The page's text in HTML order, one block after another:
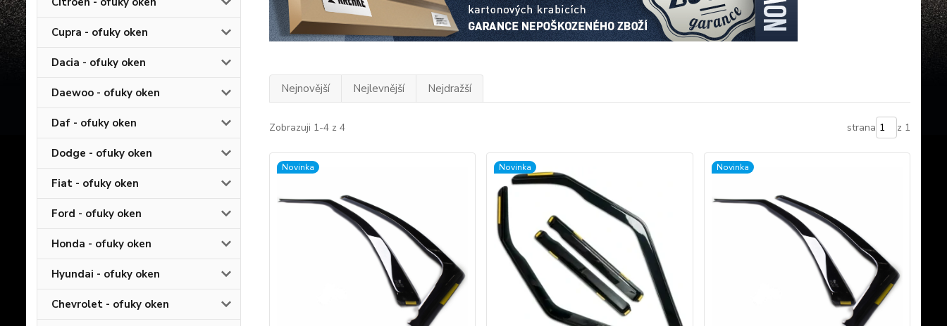
Cupra - ofuky oken
Dacia - ofuky oken
Daewoo - ofuky oken
Daf - ofuky oken
Dodge - ofuky oken
Fiat - ofuky oken
Ford - ofuky oken
Honda - ofuky oken
Hyundai - ofuky oken
Chevrolet - ofuky oken
Nejnovější Nejlevnější Nejdražší
Zobrazuji 1-4 z 4 strana z 1
Novinka Novinka Novinka